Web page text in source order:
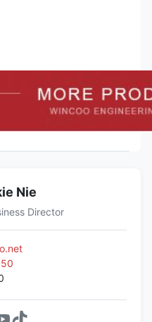
Nie
Director